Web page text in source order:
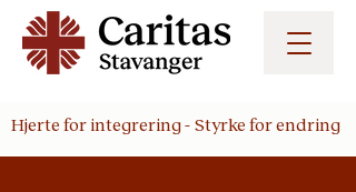
Hjerte for integrering - Styrke for endring